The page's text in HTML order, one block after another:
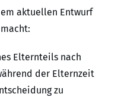
aktuellen Entwurf
Elternteils nach
der Elternzeit
zu